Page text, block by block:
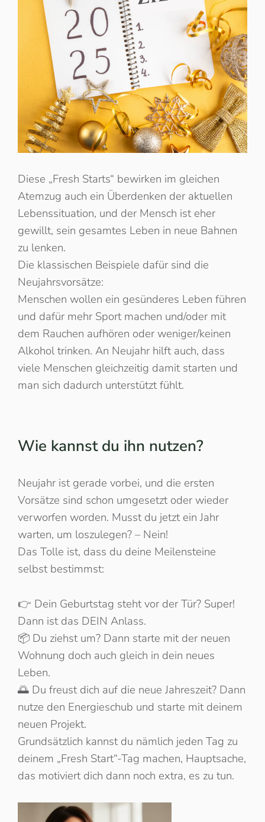
Diese „Fresh Starts“ bewirken im gleichen
Atemzug auch ein Überdenken der aktuellen
Lebenssituation, und der Mensch ist eher
gewillt, sein gesamtes Leben in neue Bahnen
zu lenken.
Die klassischen Beispiele dafür sind die
Neujahrsvorsätze:
Menschen wollen ein gesünderes Leben führen
und dafür mehr Sport machen und/oder mit
dem Rauchen aufhören oder weniger/keinen
Alkohol trinken. An Neujahr hilft auch, dass
viele Menschen gleichzeitig damit starten und
man sich dadurch unterstützt fühlt.
Wie kannst du ihn nutzen?
Neujahr ist gerade vorbei, und die ersten
Vorsätze sind schon umgesetzt oder wieder
verworfen worden. Musst du jetzt ein Jahr
warten, um loszulegen? – Nein!
Das Tolle ist, dass du deine Meilensteine
selbst bestimmst:
👉 Dein Geburtstag steht vor der Tür? Super!
Dann ist das DEIN Anlass.
📦 Du ziehst um? Dann starte mit der neuen
Wohnung doch auch gleich in dein neues
Leben.
🌅 Du freust dich auf die neue Jahreszeit? Dann
nutze den Energieschub und starte mit deinem
neuen Projekt.
Grundsätzlich kannst du nämlich jeden Tag zu
deinem „Fresh Start“-Tag machen, Hauptsache,
das motiviert dich dann noch extra, es zu tun.